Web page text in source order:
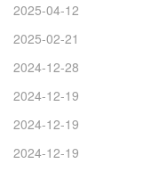
2025-04-12
2025-02-21
2024-12-28
2024-12-19
2024-12-19
2024-12-19